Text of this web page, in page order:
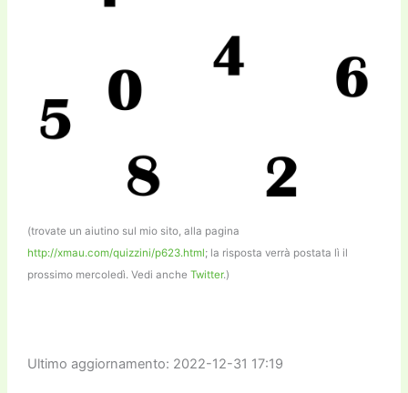
(trovate un aiutino sul mio sito, alla pagina
http://xmau.com/quizzini/p623.html; la risposta verrà postata lì il
prossimo mercoledì. Vedi anche Twitter.)
Ultimo aggiornamento: 2022-12-31 17:19